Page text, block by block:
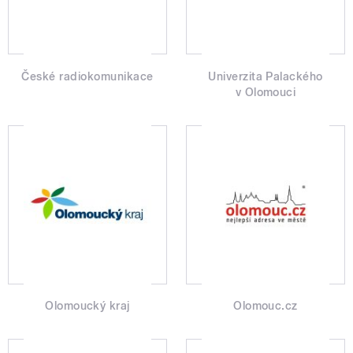
České radiokomunikace
Univerzita Palackého
v Olomouci
Olomoucký kraj Olomouc.cz